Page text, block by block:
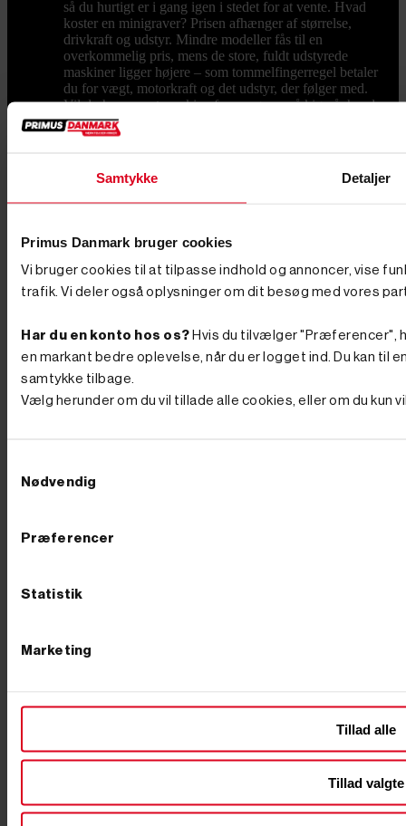
Samtykke Detaljer
Primus Danmark bruger cookies
Vi bruger cookies til at tilpasse indhold og annoncer, vise
trafik. Vi deler også oplysninger om dit besøg med vores
Har du en konto hos os? Hvis du tilvælger "Præferencer",
en markant bedre oplevelse, når du er logget ind. Du kan
samtykke tilbage.
Vælg herunder om du vil tillade alle cookies, eller om du kun
Nødvendig
Præferencer
Statistik
Marketing
Tillad alle
Tillad valgte
så du hurtigt er i gang igen i stedet for at vente. Hvad
koster en minigraver? Prisen afhænger af størrelse,
drivkraft og udstyr. Mindre modeller fås til en
overkommelig pris, mens de store, fuldt udstyrede
maskiner ligger højere – som tommelfingerregel betaler
du for vægt, motorkraft og det udstyr, der følger med.
Vil du have mest maskine for pengene, så kig på, hvad
der reelt er inkluderet: en model med skovle og
hurtigskift fra start er ofte billigere end at købe det hele
gerne en pakke, der rammer både opgaven og
budgettet. Køb din minigraver hos Primus Danmark Vi
ved, at en minigraver er en stor beslutning, og derfor
lager og butik i Børkop, hvor du kan se maskinerne og
det store udvalg af udstyr med egne øjne. Bestiller du
på hverdage før kl. 12.00, pakker og sender vi som
udgangspunkt samme dag, så du ikke skal vente på at
komme i gang. Se udvalget herunder, eller ring til os på
maskine til din næste opgave. Ofte stillede spørgsmål
Hvad koster en minigraver? En minigraver kan
afhængigt af model, drivkraft og udstyr købes fra
omkring 30.000 kr. og op til flere hundrede tusinde
kroner for de største, fuldt udstyrede maskiner. Du
"edderkop"-maskine med ben. Skal du arbejde
løfte? Løfteevnen afhænger af maskinens vægt og af,
og 50 % af sin egen vægt. Skal jeg vælge benzin,
arbejde uden udstødning, og benzin til de mindre,
fleksible opgaver. Du kan sammenligne de tre
på op til 2 ton kan transporteres på en kraftig trailer, så
du selv kan køre maskinen ud til opgaven. Vælg en
opkørselsrampe til maskinens vægt.
til privat og professionelt brug. Uanset om du har brug
for et benzindrevet pælebor til større projekter eller et